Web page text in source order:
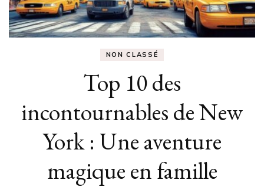
NON CLASSÉ
Top 10 des
incontournables de New
York : Une aventure
magique en famille